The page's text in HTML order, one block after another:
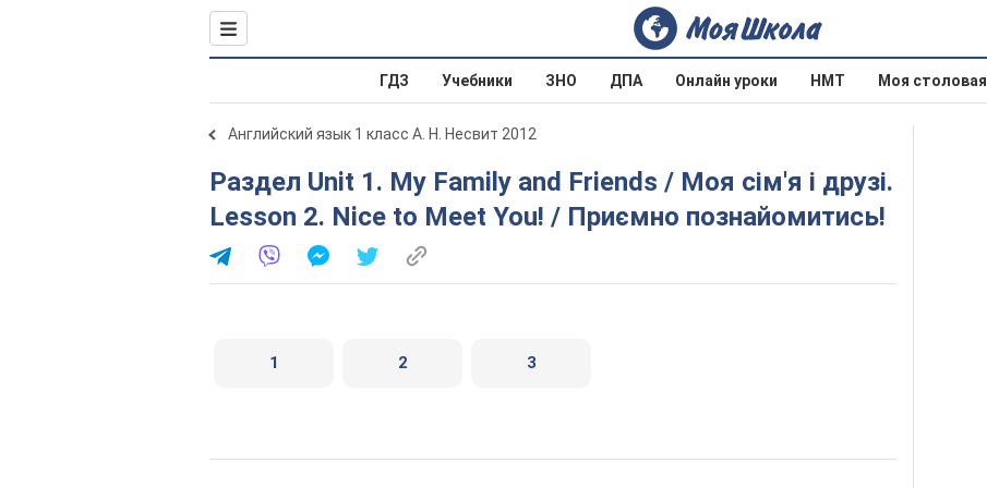
ГДЗ Учебники ЗНО ДПА Онлайн уроки НМТ Моя столовая
Английский язык 1 класс А. Н. Несвит 2012
Раздел Unit 1. My Family and Friends / Моя сім'я і друзі.
Lesson 2. Nice to Meet You! / Приємно познайомитись!
1 2 3